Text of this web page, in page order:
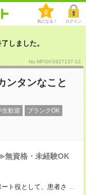
0
気になる！ ログイン
しました。
No.MPGKS927137-12
ンタンなこと
生歓迎 ブランクOK
資格・未経験OK
ト役として、患者さ ...